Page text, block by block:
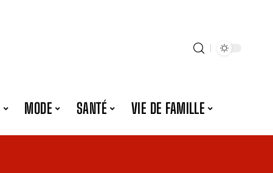
MODE SANTÉ VIE DE FAMILLE